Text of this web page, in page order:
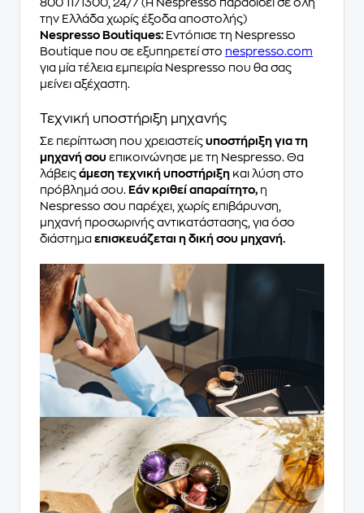
800 1171300, 24/7 (Η Nespresso παραδίδει σε όλη
την Ελλάδα χωρίς έξοδα αποστολής)
Nespresso Boutiques: Εντόπισε τη Nespresso
Boutique που σε εξυπηρετεί στο nespresso.com
για μία τέλεια εμπειρία Nespresso που θα σας
μείνει αξέχαστη.
Τεχνική υποστήριξη μηχανής
Σε περίπτωση που χρειαστείς υποστήριξη για τη
μηχανή σου επικοινώνησε με τη Nespresso. Θα
λάβεις άμεση τεχνική υποστήριξη και λύση στο
πρόβλημά σου. Εάν κριθεί απαραίτητο, η
Nespresso σου παρέχει, χωρίς επιβάρυνση,
μηχανή προσωρινής αντικατάστασης, για όσο
διάστημα επισκευάζεται η δική σου μηχανή.